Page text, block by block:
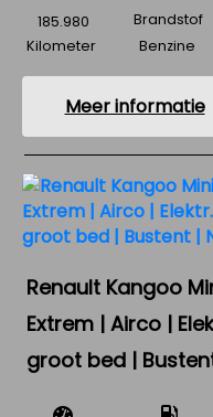
185.980
Kilometer
Brandstof
Benzine
Meer informatie
Renault Kangoo
Extrem | Airco |
groot bed |